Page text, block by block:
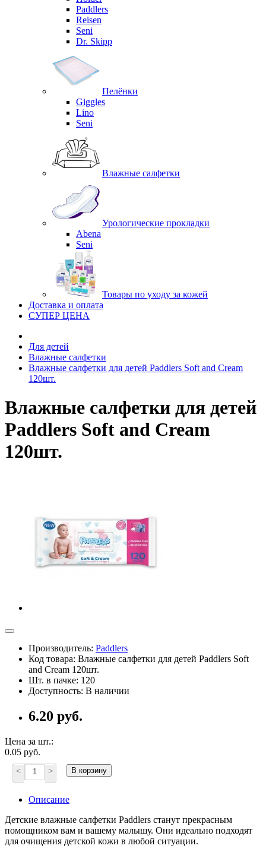
Paddlers
Reisen
Seni
Dr. Skipp
Пелёнки
Giggles
Lino
Seni
Влажные салфетки
Урологические прокладки
Abena
Seni
Товары по уходу за кожей
Доставка и оплата
СУПЕР ЦЕНА
Для детей
Влажные салфетки
Влажные салфетки для детей Paddlers Soft and Cream
120шт.
Влажные салфетки для детей
Paddlers Soft and Cream
120шт.
Производитель: Paddlers
Код товара: Влажные салфетки для детей Paddlers Soft
and Cream 120шт.
Шт. в пачке: 120
Доступность: В наличии
6.20 руб.
Цена за шт.:
0.05 руб.
< > В корзину
Описание
Детские влажные салфетки Paddlers станут прекрасным
помощником вам и вашему малышу. Они идеально подходят
для очищения детской кожи в любой ситуации.